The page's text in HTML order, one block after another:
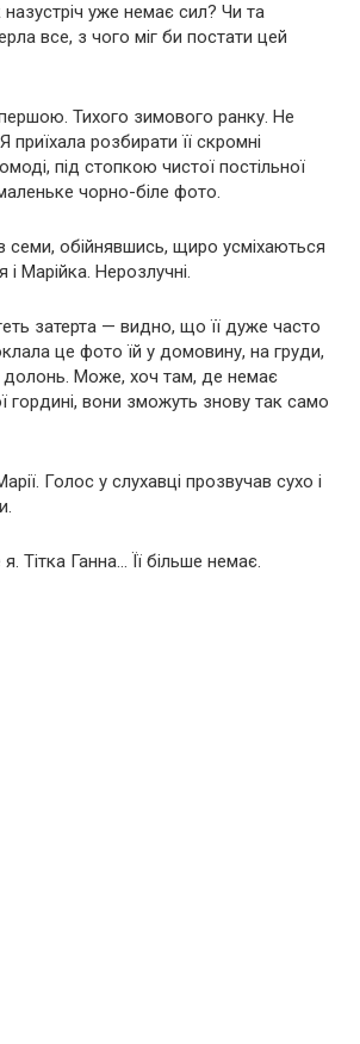
назустріч уже немає сил? Чи та
все, з чого міг би постати цей
першою. Тихого зимового ранку. Не
розбирати її скромні
під стопкою чистої постільної
чорно-біле фото.
семи, обійнявшись, щиро усміхаються
і Марійка. Нерозлучні.
затерта — видно, що її дуже часто
це фото їй у домовину, на груди,
долонь. Може, хоч там, де немає
гордині, вони зможуть знову так само
Голос у слухавці прозвучав сухо і
Тітка Ганна… Її більше немає.